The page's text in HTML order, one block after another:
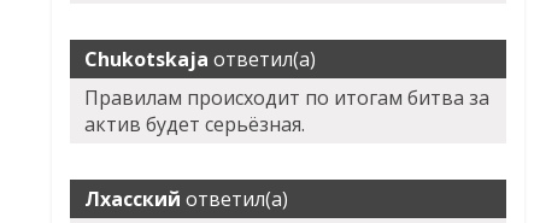
Chukotskaja ответил(а)
Правилам происходит по итогам битва за
актив будет серьёзная.
Лхасский ответил(а)